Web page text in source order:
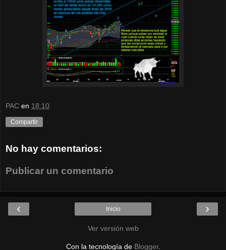
PAC en 18:10
Compartir
No hay comentarios:
Publicar un comentario
‹ ›
Inicio
Ver versión web
Con la tecnología de Blogger.